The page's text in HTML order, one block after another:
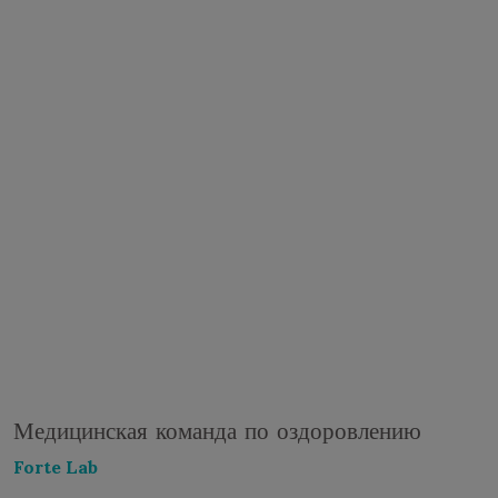
Медицинская команда по оздоровлению
Forte Lab